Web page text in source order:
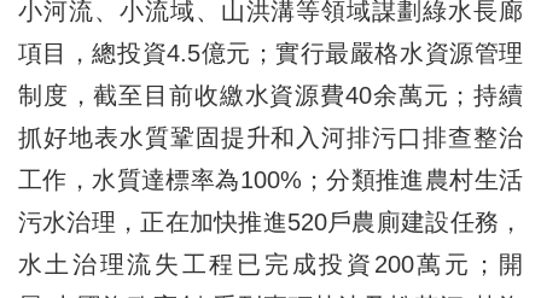
小河流、小流域、山洪溝等領域謀劃綠水長廊
項目，總投資4.5億元；實行最嚴格水資源管理
制度，截至目前收繳水資源費40余萬元；持續
抓好地表水質鞏固提升和入河排污口排查整治
工作，水質達標率為100%；分類推進農村生活
污水治理，正在加快推進520戶農廁建設任務，
水土治理流失工程已完成投資200萬元；開